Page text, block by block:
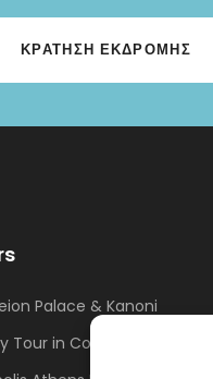
ΚΡΆΤΗΣΗ ΕΚΔΡΟΜΉΣ
Palace & Kanoni
Tour in Corfu